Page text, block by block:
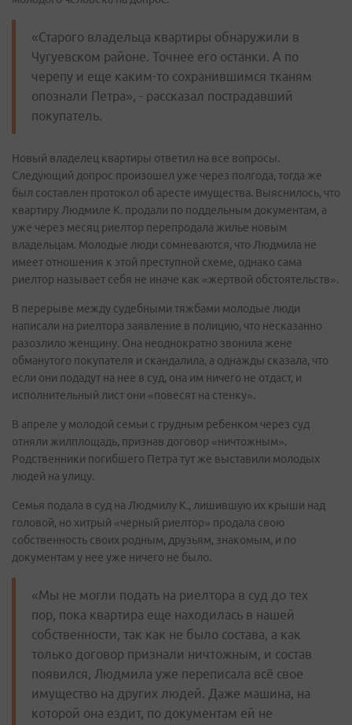
«Старого владельца квартиры обнаружили в
Чугуевском районе. Точнее его останки. А по
черепу и еще каким-то сохранившимся тканям
опознали Петра», - рассказал пострадавший
покупатель.
Новый владелец квартиры ответил на все вопросы.
Следующий допрос произошел уже через полгода, тогда же
был составлен протокол об аресте имущества. Выяснилось, что
квартиру Людмиле К. продали по поддельным документам, а
уже через месяц риелтор перепродала жилье новым
владельцам. Молодые люди сомневаются, что Людмила не
имеет отношения к этой преступной схеме, однако сама
риелтор называет себя не иначе как «жертвой обстоятельств».
В перерыве между судебными тяжбами молодые люди
написали на риелтора заявление в полицию, что несказанно
разозлило женщину. Она неоднократно звонила жене
обманутого покупателя и скандалила, а однажды сказала, что
если они подадут на нее в суд, она им ничего не отдаст, и
исполнительный лист они «повесят на стенку».
В апреле у молодой семьи с грудным ребенком через суд
отняли жилплощадь, признав договор «ничтожным».
Родственники погибшего Петра тут же выставили молодых
людей на улицу.
Семья подала в суд на Людмилу К., лишившую их крыши над
головой, но хитрый «черный риелтор» продала свою
собственность своих родным, друзьям, знакомым, и по
документам у нее уже ничего не было.
«Мы не могли подать на риелтора в суд до тех
пор, пока квартира еще находилась в нашей
собственности, так как не было состава, а как
только договор признали ничтожным, и состав
появился, Людмила уже переписала всё свое
имущество на других людей. Даже машина, на
которой она ездит, по документам ей не